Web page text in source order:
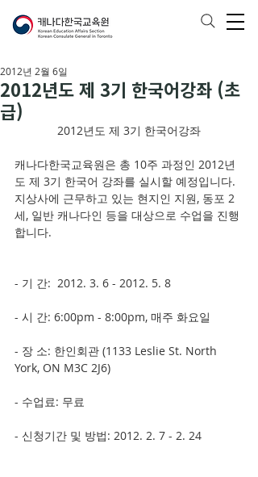
2012년도 제 3기 한국어강좌 (초
급)
2012년 2월 6일
2012년도 제 3기 한국어강좌
캐나다한국교육원은 총 10주 과정인 2012년
도 제 3기 한국어 강좌를 실시할 예정입니다.
지상사에 근무하고 있는 현지인 지원, 동포 2
세, 일반 캐나다인 등을 대상으로 수업을 진행
합니다.
- 기 간:  2012. 3. 6 - 2012. 5. 8
- 시 간: 6:00pm - 8:00pm, 매주 화요일
- 장 소: 한인회관 (1133 Leslie St. North
York, ON M3C 2J6)
- 수업료: 무료
- 신청기간 및 방법: 2012. 2. 7 - 2. 24